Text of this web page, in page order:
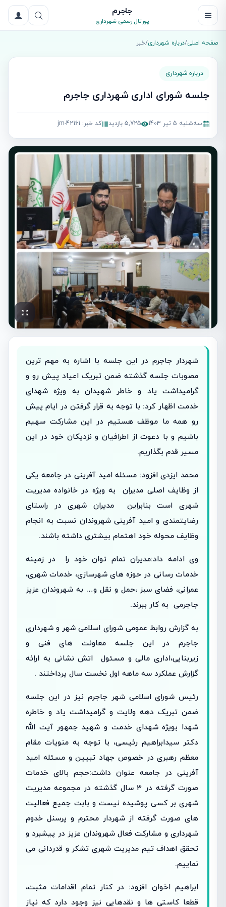
جاجرم
پورتال رسمی شهرداری
صفحه اصلی/درباره شهرداری/خبر
درباره شهرداری
جلسه شورای اداری شهرداری جاجرم
سه‌شنبه 5 تیر 1403 5,725 بازدید کد خبر: jm-42161
شهردار جاجرم در این جلسه با اشاره به مهم ترین
مصوبات جلسه گذشته ضمن تبریک اعیاد پیش رو و
گرامیداشت یاد و خاطر شهیدان به ویژه شهدای
خدمت اظهار کرد: با توجه به قرار گرفتن در ایام پیش
رو همه ما موظف هستیم در این مشارکت سهیم
باشیم و با دعوت از اطرافیان و نزدیکان خود در این
مسیر قدم بگذاریم.
محمد ایزدی افزود: مسئله امید آفرینی در جامعه یکی
از وظایف اصلی مدیران به ویژه در خانواده مدیریت
شهری است بنابراین مدیران شهری در راستای
رضایتمندی و امید آفرینی شهروندان نسبت به انجام
وظایف محوله خود اهتمام بیشتری داشته باشند.
وی ادامه داد:مدیران تمام توان خود را در زمینه
خدمات رسانی در حوزه های شهرسازی، خدمات شهری،
عمرانی، فضای سبز ،حمل و نقل و… به شهروندان عزیز
جاجرمی به کار ببرند.
به گزارش روابط عمومی شورای اسلامی شهر و شهرداری
جاجرم در این جلسه معاونت های فنی و
زیربنایی،اداری مالی و مسئول اتش نشانی به ارائه
گزارش عملکرد سه ماهه اول نخست سال پرداختند .
رئیس شورای اسلامی شهر جاجرم نیز در این جلسه
ضمن تبریک دهه ولایت و گرامیداشت یاد و خاطره
شهدا بویژه شهدای خدمت و شهید جمهور آیت الله
دکتر سیدابراهیم رئیسی، با توجه به منویات مقام
معظم رهبری در خصوص جهاد تبیین و مسئله امید
آفرینی در جامعه عنوان داشت:حجم بالای خدمات
صورت گرفته در ۳ سال گذشته در مجموعه مدیریت
شهری بر کسی پوشیده نیست و بابت جمیع فعالیت
های صورت گرفته از شهردار محترم و پرسنل خدوم
شهرداری و مشارکت فعال شهروندان عزیز در پیشبرد و
تحقق اهداف تیم مدیریت شهری تشکر و قدردانی می
نماییم.
ابراهیم اخوان افزود: در کنار تمام اقدامات مثبت،
قطعا کاستی ها و نقدهایی نیز وجود دارد که نیاز